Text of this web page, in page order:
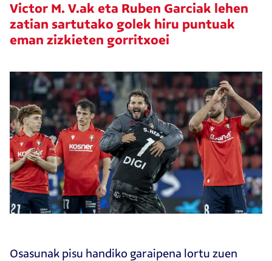
Victor M. V.ak eta Ruben Garciak lehen
zatian sartutako golek hiru puntuak
eman zizkieten gorritxoei
Osasunak pisu handiko garaipena lortu zuen